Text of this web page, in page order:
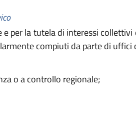
per la tutela di interessi
compiuti da parte di uffici
o a controllo regionale;